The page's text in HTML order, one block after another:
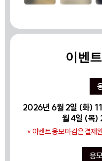
이벤
2026년 6월 2일 (화)
월 4일 (목
* 이벤트 응모 마감은 결제
응